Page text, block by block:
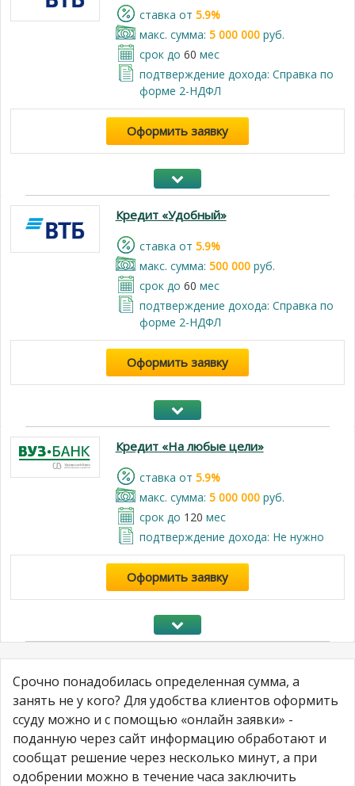
cтавка от 5.9%
макс. сумма: 5 000 000руб.
срок до 60 мес
подтверждение дохода: Справка по
форме 2-НДФЛ
Оформить заявку
Кредит «Удобный»
cтавка от 5.9%
макс. сумма: 500 000руб.
срок до 60 мес
подтверждение дохода: Справка по
форме 2-НДФЛ
Оформить заявку
Кредит «На любые цели»
cтавка от 5.9%
макс. сумма: 5 000 000руб.
срок до 120 мес
подтверждение дохода: Не нужно
Оформить заявку
Срочно понадобилась определенная сумма, а
занять не у кого? Для удобства клиентов оформить
ссуду можно и с помощью «онлайн заявки» -
поданную через сайт информацию обработают и
сообщат решение через несколько минут, а при
одобрении можно в течение часа заключить